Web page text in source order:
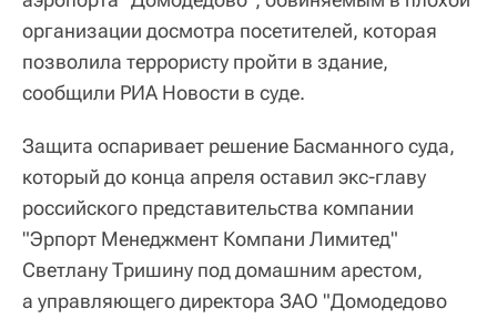
организации досмотра посетителей, которая
позволила террористу пройти в здание,
сообщили РИА Новости в суде.
Защита оспаривает решение Басманного суда,
который до конца апреля оставил экс-главу
российского представительства компании
"Эрпорт Менеджмент Компани Лимитед"
Светлану Тришину под домашним арестом,
а управляющего директора ЗАО "Домодедово